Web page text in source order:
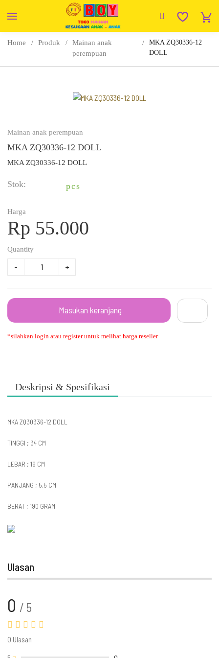
Home Produk
Mainan anak
perempuan
MKA ZQ30336-12
DOLL
Mainan anak perempuan
MKA ZQ30336-12 DOLL
MKA ZQ30336-12 DOLL
Stok: pcs
Harga
Rp 55.000
Quantity
- +
Masukan keranjang
*silahkan login atau register untuk melihat harga reseller
Deskripsi & Spesifikasi
MKA ZQ30336-12 DOLL
TINGGI ; 34 CM
LEBAR ; 16 CM
PANJANG ; 5,5 CM
BERAT ; 190 GRAM
Ulasan
0 / 5
0 Ulasan